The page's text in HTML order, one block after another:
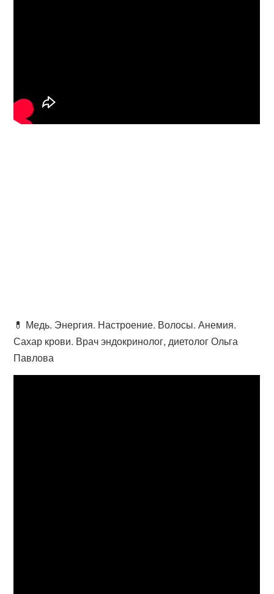
💊 Медь. Энергия. Настроение. Волосы. Анемия.
Сахар крови. Врач эндокринолог, диетолог Ольга
Павлова